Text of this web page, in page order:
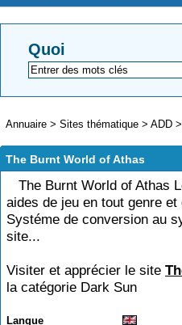
Quoi
Annuaire > Sites thématique > ADD >
The Burnt World of Athas
The Burnt World of Athas
aides de jeu en tout genre
Systéme de conversion au
site...
Visiter et apprécier le site
la catégorie Dark Sun
Langue